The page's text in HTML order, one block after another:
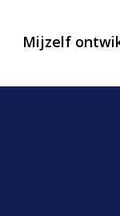
Mijzelf